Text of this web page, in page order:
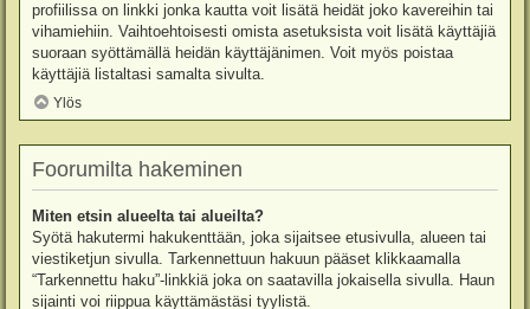
profiilissa on linkki jonka kautta voit lisätä heidät joko kavereihin tai
vihamiehiin. Vaihtoehtoisesti omista asetuksista voit lisätä käyttäjiä
suoraan syöttämällä heidän käyttäjänimen. Voit myös poistaa
käyttäjiä listaltasi samalta sivulta.
Ylös
Foorumilta hakeminen
Miten etsin alueelta tai alueilta?
Syötä hakutermi hakukenttään, joka sijaitsee etusivulla, alueen tai
viestiketjun sivulla. Tarkennettuun hakuun pääset klikkaamalla
“Tarkennettu haku”-linkkiä joka on saatavilla jokaisella sivulla. Haun
sijainti voi riippua käyttämästäsi tyylistä.